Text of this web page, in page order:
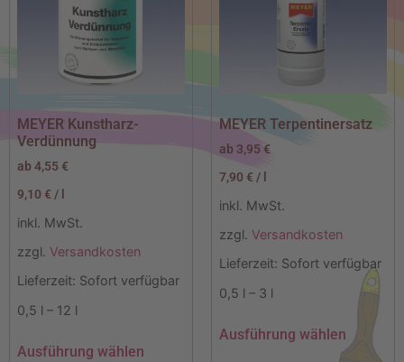
MEYER Kunstharz-
Verdünnung
ab 4,55 €
9,10 € /
inkl. MwSt.
zzgl. Versandkosten
Lieferzeit: Sofort verfügbar
0,5 l – 12 l
Ausführung wählen
MEYER Terpentinersatz
ab 3,95€
7,90 € /
inkl. MwSt.
zzgl. Versandkosten
Lieferzeit: Sofort verfügbar
0,5 l – 3 l
Ausführung wählen